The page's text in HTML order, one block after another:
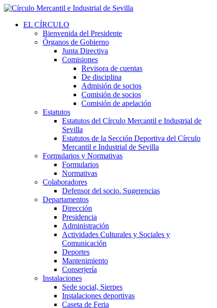
EL CÍRCULO
Bienvenida del Presidente
Órganos de Gobierno
Junta Directiva
Comisiones
Revisora de cuentas
De disciplina
Admisión de socios
Comisión de socios
Comisión de apelación
Estatutos
Estatutos del Círculo Mercantil e Industrial de
Sevilla
Estatutos de la Sección Deportiva del Círculo
Mercantil e Industrial de Sevilla
Formularios y Normativas
Formularios
Normativas
Colaboradores
Defensor del socio. Sugerencias
Departamentos
Dirección
Presidencia
Administración
Actividades Culturales y Sociales y
Comunicación
Deportes
Mantenimiento
Conserjería
Instalaciones
Sede social, Sierpes
Instalaciones deportivas
Caseta de Feria